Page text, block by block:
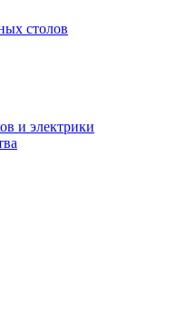
столов
и электрики